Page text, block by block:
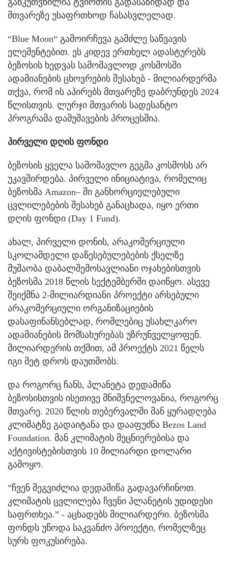
განკუთვნილია ტვირთის გადასაზიდად და
მთვარეზე უსაფრთხოდ ჩასასვლელად.
“Blue Moon“ გამოირჩევა გამძლე საწვავის
ელემენტებით. ეს კიდევ ერთხელ ადასტურებს
ბეზოსის ხედვას სამომავლოდ კოსმოსში
ადამიანების ცხოვრების შესახებ - მილიარდერმა
თქვა, რომ ის აპირებს მთვარეზე დაბრუნდეს 2024
წლისთვის. ლურჯი მთვარის სადესანტო
პროგრამა დამუშავების პროცესშია.
პირველი დღის ფონდი
ბეზოსის ყველა სამომავლო გეგმა კოსმოსს არ
უკავშირდება. პირველი ინიციატივა, რომელიც
ბეზოსმა Amazon– ში განხორციელებული
ცვლილებების შესახებ განაცხადა, იყო ერთი
დღის ფონდი (Day 1 Fund).
ახალ, პირველი დონის, არაკომერციული
სკოლამდელი დაწესებულებების ქსელზე
მუშაობა დაბალშემოსავლიანი ოჯახებისთვის
ბეზოსმა 2018 წლის სექტემბერში დაიწყო. ასევე
შეიქმნა 2-მილიარდიანი პროექტი არსებული
არაკომერციული ორგანიზაციების
დასაფინანსებლად, რომლებიც უსახლკარო
ადამიანების მომსახურებას უზრუნველყოფენ.
მილიარდერის თქმით, ამ პროექტს 2021 წელს
იგი მეტ დროს დაუთმობს.
და როგორც ჩანს, პლანეტა დედამიწა
ბეზოსისთვის ისეთივე მნიშვნელოვანია, როგორც
მთვარე. 2020 წლის თებერვალში მან ყურადღება
კლიმატზე გადაიტანა და დააფუძნა Bezos Land
Foundation. მან კლიმატის მეცნიერებისა და
აქტივისტებისთვის 10 მილიარდი დოლარი
გამოყო.
”ჩვენ შეგვიძლია დედამიწა გადავარჩინოთ.
კლიმატის ცვლილება ჩვენი პლანეტის უდიდესი
საფრთხეა.” - აცხადებს მილიარდერი. ბეზოსმა
ფონდს უწოდა საკვანძო პროექტი, რომელზეც
სურს ფოკუსირება.